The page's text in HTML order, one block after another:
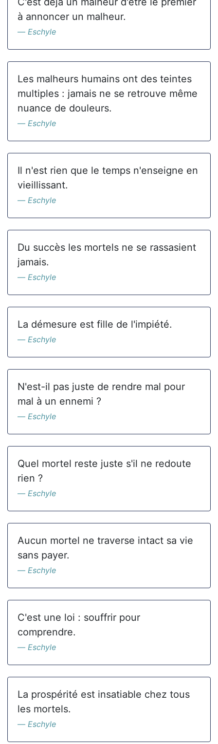
à annoncer un malheur.
Eschyle
Les malheurs humains ont des teintes
multiples : jamais ne se retrouve même
nuance de douleurs.
Eschyle
Il n'est rien que le temps n'enseigne en
vieillissant.
Eschyle
Du succès les mortels ne se rassasient
jamais.
Eschyle
La démesure est fille de l'impiété.
Eschyle
N'est-il pas juste de rendre mal pour
mal à un ennemi ?
Eschyle
Quel mortel reste juste s'il ne redoute
rien ?
Eschyle
Aucun mortel ne traverse intact sa vie
sans payer.
Eschyle
C'est une loi : souffrir pour
comprendre.
Eschyle
La prospérité est insatiable chez tous
les mortels.
Eschyle